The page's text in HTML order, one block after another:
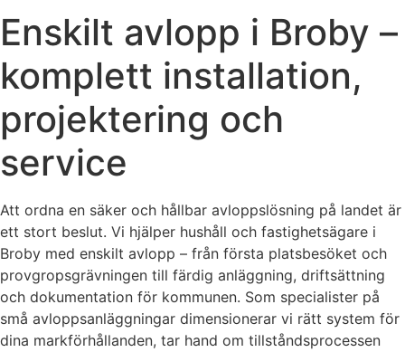
Enskilt avlopp i Broby –
komplett installation,
projektering och
service
Att ordna en säker och hållbar avloppslösning på landet är
ett stort beslut. Vi hjälper hushåll och fastighetsägare i
Broby med enskilt avlopp – från första platsbesöket och
provgropsgrävningen till färdig anläggning, driftsättning
och dokumentation för kommunen. Som specialister på
små avloppsanläggningar dimensionerar vi rätt system för
dina markförhållanden, tar hand om tillståndsprocessen